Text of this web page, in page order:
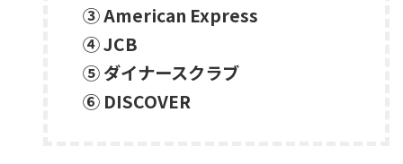
③ American Express
④ JCB
⑤ ダイナースクラブ
⑥ DISCOVER